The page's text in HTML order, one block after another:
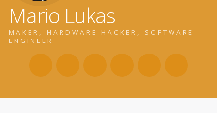
Mario Lukas
MAKER, HARDWARE HACKER, SOFTWARE
ENGINEER